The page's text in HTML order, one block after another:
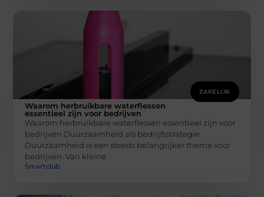
ZAKELIJK
Waarom herbruikbare waterflessen
essentieel zijn voor bedrijven
Waarom herbruikbare waterflessen essentieel zijn voor
bedrijven Duurzaamheid als bedrijfsstrategie
Duurzaamheid is een steeds belangrijker thema voor
bedrijven. Van kleine
Smartclub